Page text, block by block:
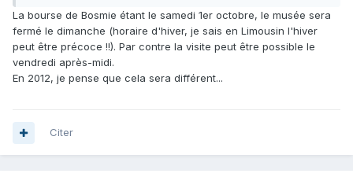
La bourse de Bosmie étant le samedi 1er octobre, le musée sera
fermé le dimanche (horaire d'hiver, je sais en Limousin l'hiver
peut être précoce !!). Par contre la visite peut être possible le
vendredi après-midi.
En 2012, je pense que cela sera différent...
Citer